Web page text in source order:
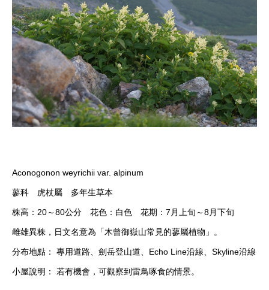
Aconogonon weyrichii var. alpinum
蓼科 虎杖屬 多年生草本
株高：20～80公分 花色：白色 花期：7月上旬～8月下旬
雌雄異株，日文名意為「木曾御嶽山常見的蓼屬植物」。
分布地點： 專用道路、劍岳登山道、Echo Line沿線、Skyline沿線
小屋說明： 若有機會，可觀察到雷鳥啄食的情景。